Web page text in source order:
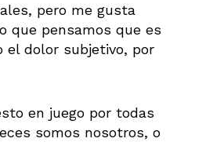
pero me gusta
que pensamos que es
el dolor subjetivo, por
en juego por todas
somos nosotros, o